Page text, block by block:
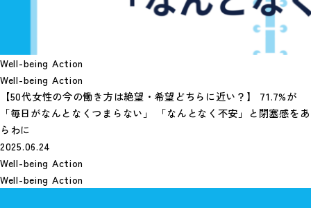
Well-being Action
Well-being Action
【50代女性の今の働き方は絶望・希望どちらに近い？】 71.7%が
「毎日がなんとなくつまらない」 「なんとなく不安」と閉塞感をあ
らわに
2025.06.24
Well-being Action
Well-being Action